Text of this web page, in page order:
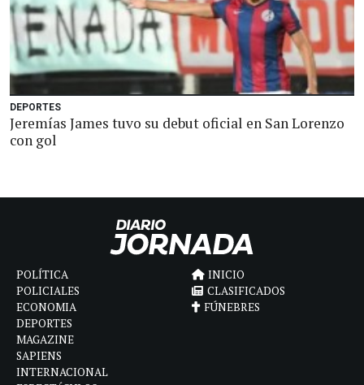
DEPORTES
Jeremías James tuvo su debut oficial en San Lorenzo
con gol
POLÍTICA
POLICIALES
ECONOMIA
DEPORTES
MAGAZINE
SAPIENS
INTERNACIONAL
INICIO
CLASIFICADOS
FÚNEBRES